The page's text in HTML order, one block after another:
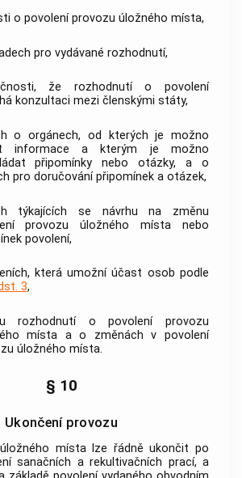
o povolení provozu úložného místa,
pro vydávané rozhodnutí,
že rozhodnutí o povolení
konzultaci mezi členskými státy,
o orgánech, od kterých je možno
informace a kterým je možno
připomínky nebo otázky, a o
pro doručování připomínek a otázek,
týkajících se návrhu na změnu
provozuúložného místa nebo
povolení,
která umožní účast osob podle
3,
rozhodnutí o povolení provozu
místa a o změnách v povolení
úložného místa.
§ 10
Ukončení provozu
úložného místalze řádně ukončit po
sanačních a rekultivačních prací, a